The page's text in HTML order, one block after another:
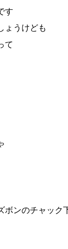
す
ょうけども
て
ボンのチャック